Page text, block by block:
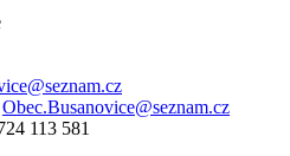
Obec.Busanovice@seznam.cz
113 581